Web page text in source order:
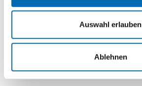
Auswahl erlauben
Ablehnen
Information und
Wissen
Lageplan